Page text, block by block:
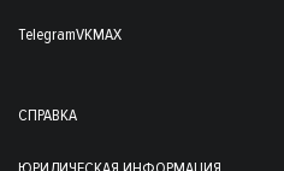
TelegramVKMAX
СПРАВКА